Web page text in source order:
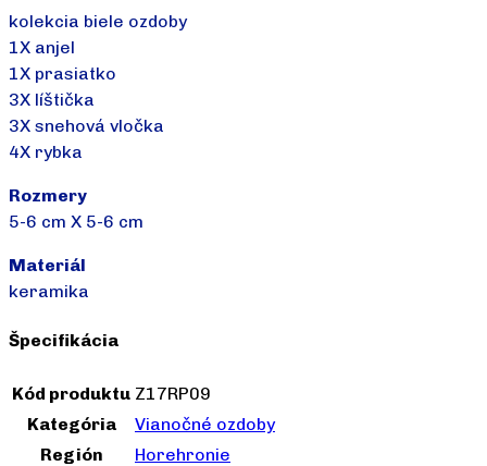
kolekcia biele ozdoby
1X anjel
1X prasiatko
3X líštička
3X snehová vločka
4X rybka
Rozmery
5-6 cm X 5-6 cm
Materiál
keramika
Špecifikácia
Kód produktu Z17RP09
Kategória
Vianočné ozdoby
Región
Horehronie